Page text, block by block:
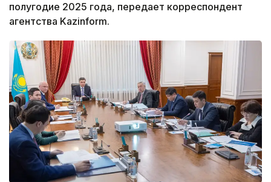
полугодие 2025 года, передает корреспондент
агентства Kazinform.